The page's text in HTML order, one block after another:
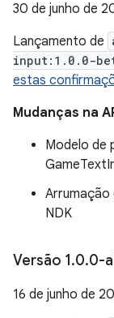
30 de junho de
Lançamento de
input:1.0.0-
estas
Mudanças na
Modelo de
Arrumação
NDK
Versão 1.0.0-
16 de junho de